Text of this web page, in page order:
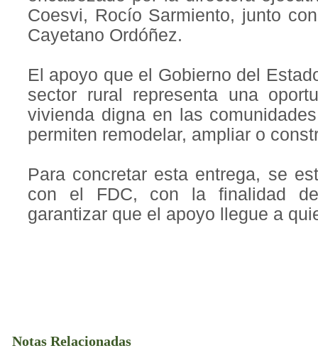
Coesvi, Rocío Sarmiento, junto
Cayetano Ordóñez.
El apoyo que el Gobierno del
sector rural representa una
vivienda digna en las
permiten remodelar, ampliar o
Para concretar esta entrega, se
con el FDC, con la finalidad
garantizar que el apoyo llegue a
Notas Relacionadas